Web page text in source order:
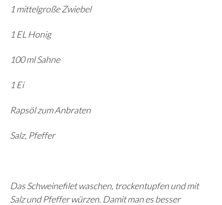
1 mittelgroße Zwiebel
1 EL Honig
100 ml Sahne
1 Ei
Rapsöl zum Anbraten
Salz, Pfeffer
Das Schweinefilet waschen, trockentupfen und mit
Salz und Pfeffer würzen. Damit man es besser